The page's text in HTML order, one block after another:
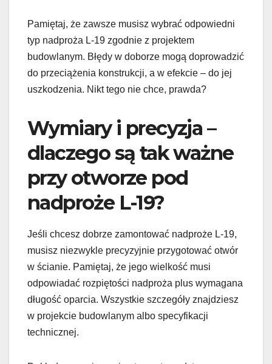
Pamiętaj, że zawsze musisz wybrać odpowiedni
typ nadproża L-19 zgodnie z projektem
budowlanym. Błędy w doborze mogą doprowadzić
do przeciążenia konstrukcji, a w efekcie – do jej
uszkodzenia. Nikt tego nie chce, prawda?
Wymiary i precyzja –
dlaczego są tak ważne
przy otworze pod
nadproże L-19?
Jeśli chcesz dobrze zamontować nadproże L-19,
musisz niezwykle precyzyjnie przygotować otwór
w ścianie. Pamiętaj, że jego wielkość musi
odpowiadać rozpiętości nadproża plus wymagana
długość oparcia. Wszystkie szczegóły znajdziesz
w projekcie budowlanym albo specyfikacji
technicznej.